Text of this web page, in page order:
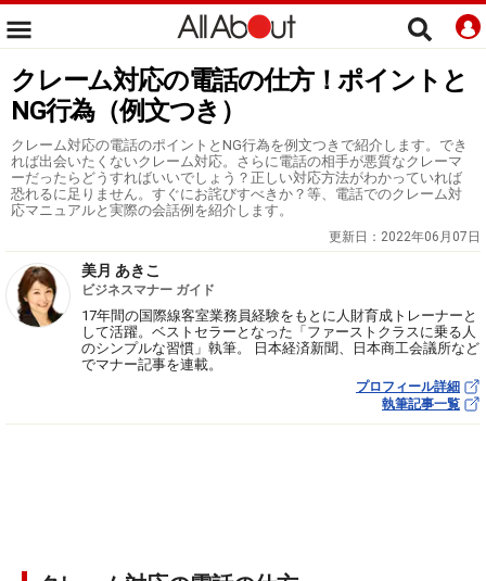
クレーム対応の電話の仕方！ポイントと
NG行為（例文つき）
クレーム対応の電話のポイントとNG行為を例文つきで紹介します。でき
れば出会いたくないクレーム対応。さらに電話の相手が悪質なクレーマ
ーだったらどうすればいいでしょう？正しい対応方法がわかっていれば
恐れるに足りません。すぐにお詫びすべきか？等、電話でのクレーム対
応マニュアルと実際の会話例を紹介します。
更新日： 2022年06月07日
美月 あきこ
ビジネスマナー ガイド
17年間の国際線客室業務員経験をもとに人財育成トレーナーと
して活躍。ベストセラーとなった「ファーストクラスに乗る人
のシンプルな習慣」執筆。 日本経済新聞、日本商工会議所など
でマナー記事を連載。
プロフィール詳細
執筆記事一覧